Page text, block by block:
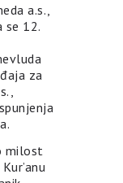
a.s.,
se 12.
za
milost